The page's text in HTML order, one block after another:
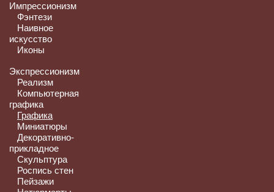
Импрессионизм
Фэнтези
Наивное
искусство
Иконы
Экспрессионизм
Реализм
Компьютерная
графика
Графика
Миниатюры
Декоративно-
прикладное
Скульптура
Роспись стен
Пейзажи